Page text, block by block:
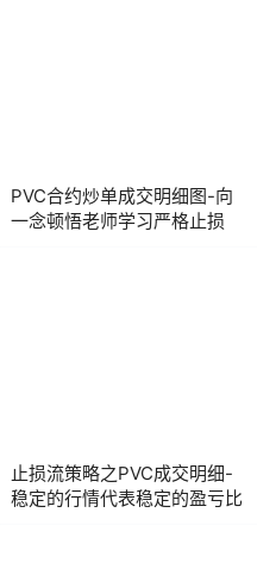
PVC合约炒单成交明细图-向
一念顿悟老师学习严格止损
止损流策略之PVC成交明细-
稳定的行情代表稳定的盈亏比